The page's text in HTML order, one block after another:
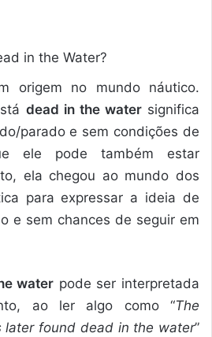
origem no mundo náutico.
dead in the watersignifica
parado e sem condições de
ele pode também estar
ela chegou ao mundo dos
para expressar a ideia de
e sem chances de seguir em
water pode ser interpretada
ao ler algo como “The
later found dead in the water”